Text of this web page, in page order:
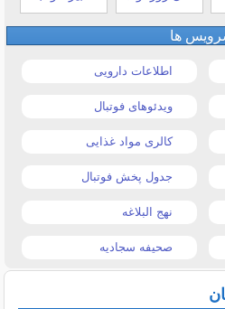
ها
اطلاعات دارویی
ویدئوهای فوتبال
کالری مواد غذایی
جدول پخش فوتبال
نهج البلاغه
صحیفه سجادیه